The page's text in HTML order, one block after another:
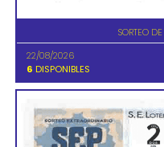
SORTEO
22/08/2026
6 DISPONIBLES